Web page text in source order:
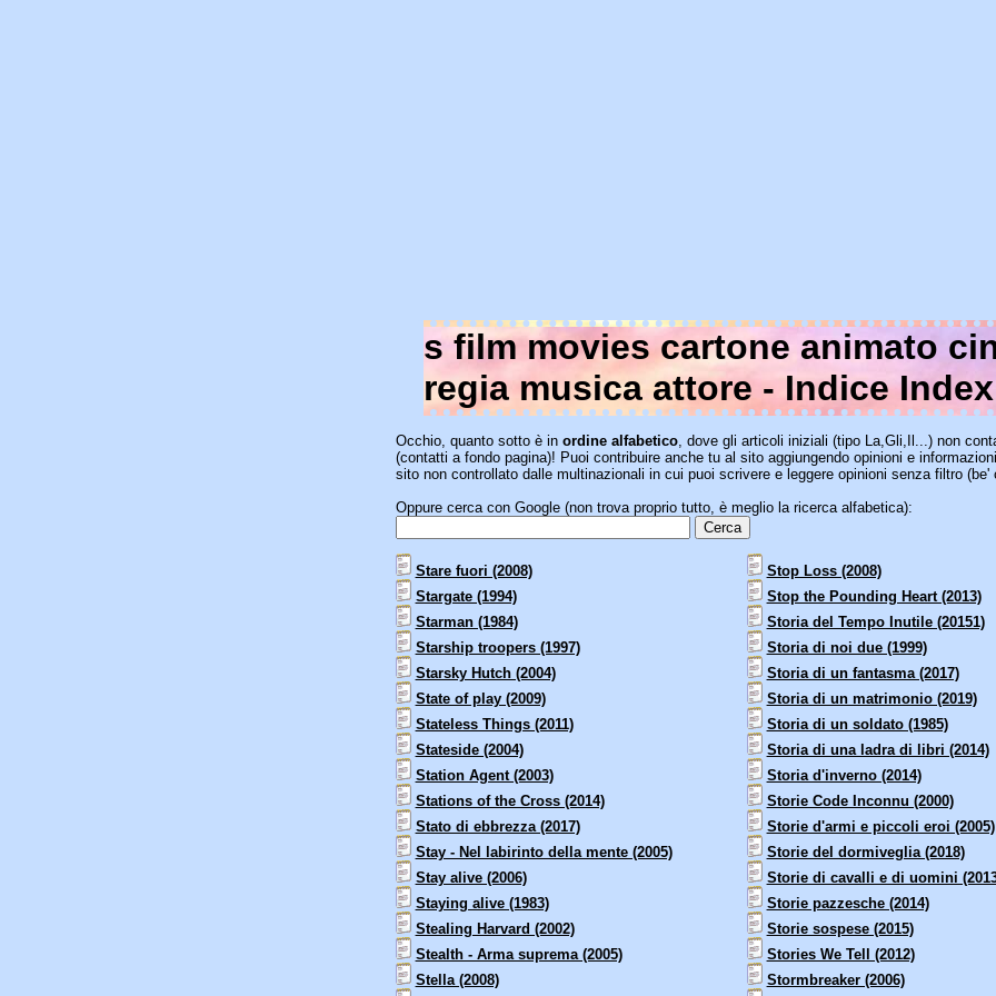
s film movies cartone animato
regia musica attore - Indice Index
Occhio, quanto sotto è in ordine alfabetico, dove gli articoli iniziali (tipo La,Gli,Il...) non
(contatti a fondo pagina)! Puoi contribuire anche tu al sito aggiungendo opinioni e
sito non controllato dalle multinazionali in cui puoi scrivere e leggere opinioni senza filtro
Oppure cerca con Google (non trova proprio tutto, è meglio la ricerca alfabetica):
Stare fuori (2008)
Stargate (1994)
Starman (1984)
Starship troopers (1997)
Starsky Hutch (2004)
State of play (2009)
Stateless Things (2011)
Stateside (2004)
Station Agent (2003)
Stations of the Cross (2014)
Stato di ebbrezza (2017)
Stay - Nel labirinto della mente (2005)
Stay alive (2006)
Staying alive (1983)
Stealing Harvard (2002)
Stealth - Arma suprema (2005)
Stella (2008)
Stop Loss (2008)
Stop the Pounding Heart (2013)
Storia del Tempo Inutile (20151)
Storia di noi due (1999)
Storia di un fantasma (2017)
Storia di un matrimonio (2019)
Storia di un soldato (1985)
Storia di una ladra di libri (2014)
Storia d'inverno (2014)
Storie Code Inconnu (2000)
Storie d'armi e piccoli eroi (2005)
Storie del dormiveglia (2018)
Storie di cavalli e di uomini
Storie pazzesche (2014)
Storie sospese (2015)
Stories We Tell (2012)
Stormbreaker (2006)